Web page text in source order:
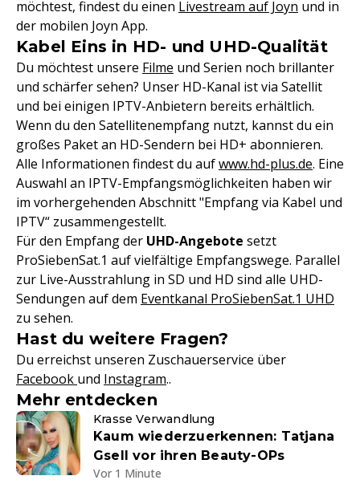
möchtest, findest du einen Livestream auf Joyn und in
der mobilen Joyn App.
Kabel Eins in HD- und UHD-Qualität
Du möchtest unsere Filme und Serien noch brillanter
und schärfer sehen? Unser HD-Kanal ist via Satellit
und bei einigen IPTV-Anbietern bereits erhältlich.
Wenn du den Satellitenempfang nutzt, kannst du ein
großes Paket an HD-Sendern bei HD+ abonnieren.
Alle Informationen findest du aufwww.hd-plus.de. Eine
Auswahl an IPTV-Empfangsmöglichkeiten haben wir
im vorhergehenden Abschnitt "Empfang via Kabel und
IPTV“ zusammengestellt.
Für den Empfang der UHD-Angebote setzt
ProSiebenSat.1 auf vielfältige Empfangswege. Parallel
zur Live-Ausstrahlung in SD und HD sind alle UHD-
Sendungen auf dem Eventkanal ProSiebenSat.1 UHD
zu sehen.
Hast du weitere Fragen?
Du erreichst unseren Zuschauerservice über
Facebook und Instagram..
Mehr entdecken
Krasse Verwandlung
Kaum wiederzuerkennen: Tatjana
Gsell vor ihren Beauty-OPs
Vor 1 Minute